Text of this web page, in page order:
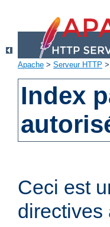
Apache > Serveur HTTP >
Index
Ceci est
directives